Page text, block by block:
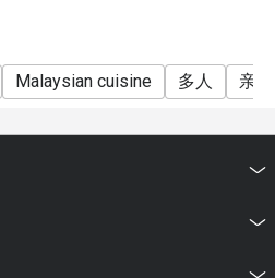
for any booking of 10
of prevailing government
without prior notice.
Malaysian cuisine 多人 亲